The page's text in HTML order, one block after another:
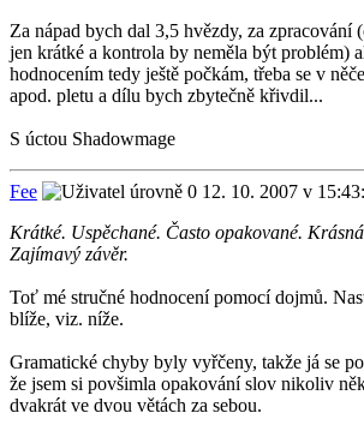
Za nápad bych dal 3,5 hvězdy, za zpracování
jen krátké a kontrola by neměla být problém)
hodnocením tedy ještě počkám, třeba se v
apod. pletu a dílu bych zbytečně křivdil...
S úctou Shadowmage
Fee
12. 10. 2007 v
Krátké. Uspěchané. Často opakované.
Zajímavý závěr.
Toť mé stručné hodnocení pomocí dojmů.
blíže, viz. níže.
Gramatické chyby byly vyřčeny, takže já se
že jsem si povšimla opakování slov nikoliv
dvakrát ve dvou větách za sebou.